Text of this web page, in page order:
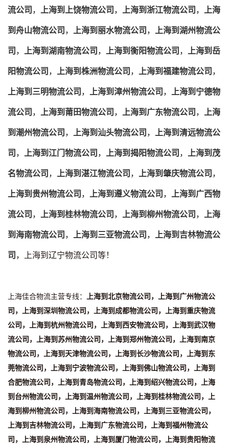
流公司， 上海到上饶物流公司， 上海到浙江物流公司， 上海
到舟山物流公司， 上海到丽水物流公司， 上海到湖州物流公
司， 上海到湖南物流公司， 上海到衡阳物流公司， 上海到岳
阳物流公司， 上海到株洲物流公司， 上海到福建物流公司，
上海到三明物流公司， 上海到漳州物流公司， 上海到宁德物
流公司， 上海到莆田物流公司， 上海到广东物流公司， 上海
到潮州物流公司， 上海到汕头物流公司， 上海到清远物流公
司， 上海到江门物流公司， 上海到揭阳物流公司， 上海到茂
名物流公司， 上海到湛江物流公司， 上海到肇庆物流公司，
上海到贵州物流公司， 上海到遵义物流公司， 上海到广西物
流公司， 上海到桂林物流公司， 上海到柳州物流公司， 上海
到海南物流公司， 上海到三亚物流公司， 上海到吉林物流公
司，上海到辽宁物流公司等！
上海佳合物流主营专线： 上海到北京物流公司，上海到广州物流公
司，上海到深圳物流公司，上海到成都物流公司，上海到重庆物流
公司，上海到杭州物流公司，上海到西安物流公司，上海到武汉物
流公司，上海到苏州物流公司，上海到郑州物流公司，上海到南京
物流公司，上海到天津物流公司，上海到长沙物流公司，上海到东
莞物流公司，上海到宁波物流公司，上海到佛山物流公司，上海到
合肥物流公司，上海到青岛物流公司，上海到绍兴物流公司，上海
到台州物流公司，上海到温州物流公司，上海到桂林物流公司，上
海到柳州物流公司，上海到海南物流公司，上海到三亚物流公司，
上海到吉林物流公司，上海到广东物流公司，上海到福州物流公
司，上海到泉州物流公司，上海到厦门物流公司，上海到贵阳物流